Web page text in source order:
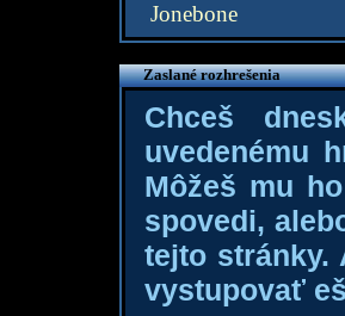
Jonebone
Zaslané rozhrešenia
Chceš
uvedenému
Môžeš mu
spovedi,
tejto stránky.
vystupovať